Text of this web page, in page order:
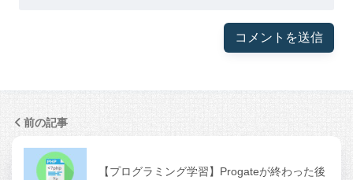
前の記事
【プログラミング学習】Progateが終わった後